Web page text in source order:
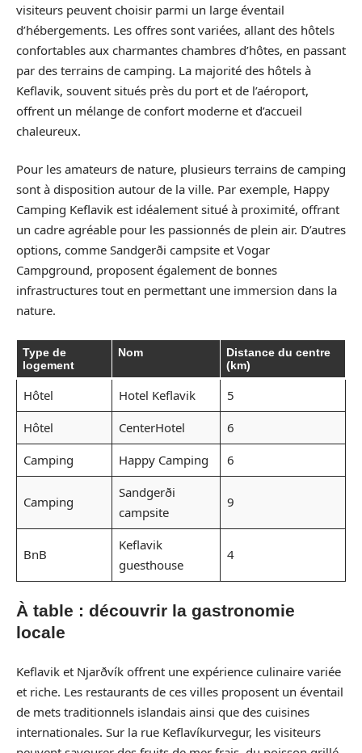
visiteurs peuvent choisir parmi un large éventail
d’hébergements. Les offres sont variées, allant des hôtels
confortables aux charmantes chambres d’hôtes, en passant
par des terrains de camping. La majorité des hôtels à
Keflavik, souvent situés près du port et de l’aéroport,
offrent un mélange de confort moderne et d’accueil
chaleureux.
Pour les amateurs de nature, plusieurs terrains de camping
sont à disposition autour de la ville. Par exemple, Happy
Camping Keflavik est idéalement situé à proximité, offrant
un cadre agréable pour les passionnés de plein air. D’autres
options, comme Sandgerði campsite et Vogar
Campground, proposent également de bonnes
infrastructures tout en permettant une immersion dans la
nature.
Type de
logement
Nom
Distance du centre
(km)
Hôtel Hotel Keflavik
5
Hôtel
CenterHotel
6
Camping
Happy Camping 6
Camping
Sandgerði
campsite
9
BnB
Keflavik
guesthouse
4
À table : découvrir la gastronomie
locale
Keflavik et Njarðvík offrent une expérience culinaire variée
et riche. Les restaurants de ces villes proposent un éventail
de mets traditionnels islandais ainsi que des cuisines
internationales. Sur la rue Keflavíkurvegur, les visiteurs